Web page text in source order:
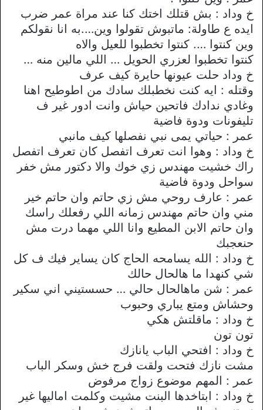
خ وداد : بش قتلك اختك كنا عند مراة عمر ضرب
ايده ع طاولة: ماتبوش تقولوا وين….به انا نقولكم
وين كنتوا …. كنتوا تخطبوا للعيل واﻻه
كنتوا تخطبوا لعزري الحويل … اللي مالين منه …
خ وداد حلت عيونها حايرة كيف عرف
وقتله : ايه كنت نخطبلك سادك من اطوطيح اهنا
وغادي ندادك فاتحين حياش وانت ادور غير ف
تليفونات ودوة فاضية
عمر : حياتي يمى نبي نفصلها كيف مانبي
خ وداد : وهوا انت تعرف اتفصل كان تعرف اتفصل
راك خشيت مهندس زي خوك واﻻ دكتور مش خفر
سواحل ودوة فاضية
عمر : عارف روحي مش زي حاتم وان حاتم خير
مني وان حاتم مهندس زمانه اللي رفعلك راسك
وان حاتم اﻻبن المطيع وانا اللي مهما درت مش
حنعجبك
خ وداد : الله يسامحه الحاج كان يساير فيك ف كل
شي كنهدا ما هالحال حالك
عمر : شن ماهالحال حالي … حسستيني اني سكير
وحشاش ومتع يباري وحبوب
خ وداد : ماقلتش هكي
تون تون
خ وداد : افتحي الباب يانازك
مشت نازك فتحت ولقت فرج خش وسكر الباب
عمر : المهم موضوع زواج مرفوض
خ وداد : ابتاخدها البنت مشيت وكلمت اماليها غير